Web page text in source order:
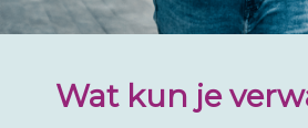
Wat kun je